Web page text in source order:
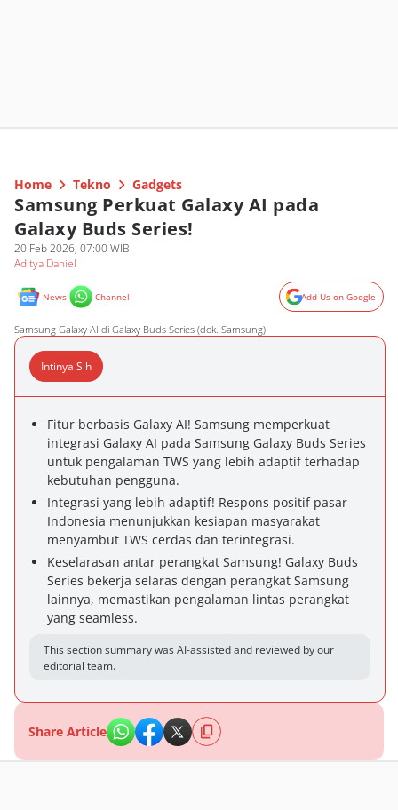
Home Tekno Gadgets
Samsung Perkuat Galaxy AI pada
Galaxy Buds Series!
20 Feb 2026, 07:00 WIB
Aditya Daniel
News Channel Add Us on Google
Samsung Galaxy AI di Galaxy Buds Series (dok. Samsung)
Intinya Sih
Fitur berbasis Galaxy AI! Samsung memperkuat
integrasi Galaxy AI pada Samsung Galaxy Buds Series
untuk pengalaman TWS yang lebih adaptif terhadap
kebutuhan pengguna.
Integrasi yang lebih adaptif! Respons positif pasar
Indonesia menunjukkan kesiapan masyarakat
menyambut TWS cerdas dan terintegrasi.
Keselarasan antar perangkat Samsung! Galaxy Buds
Series bekerja selaras dengan perangkat Samsung
lainnya, memastikan pengalaman lintas perangkat
yang seamless.
This section summary was AI-assisted and reviewed by our
editorial team.
Share Article